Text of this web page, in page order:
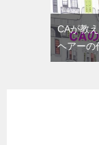
CAが教
ヘアーの